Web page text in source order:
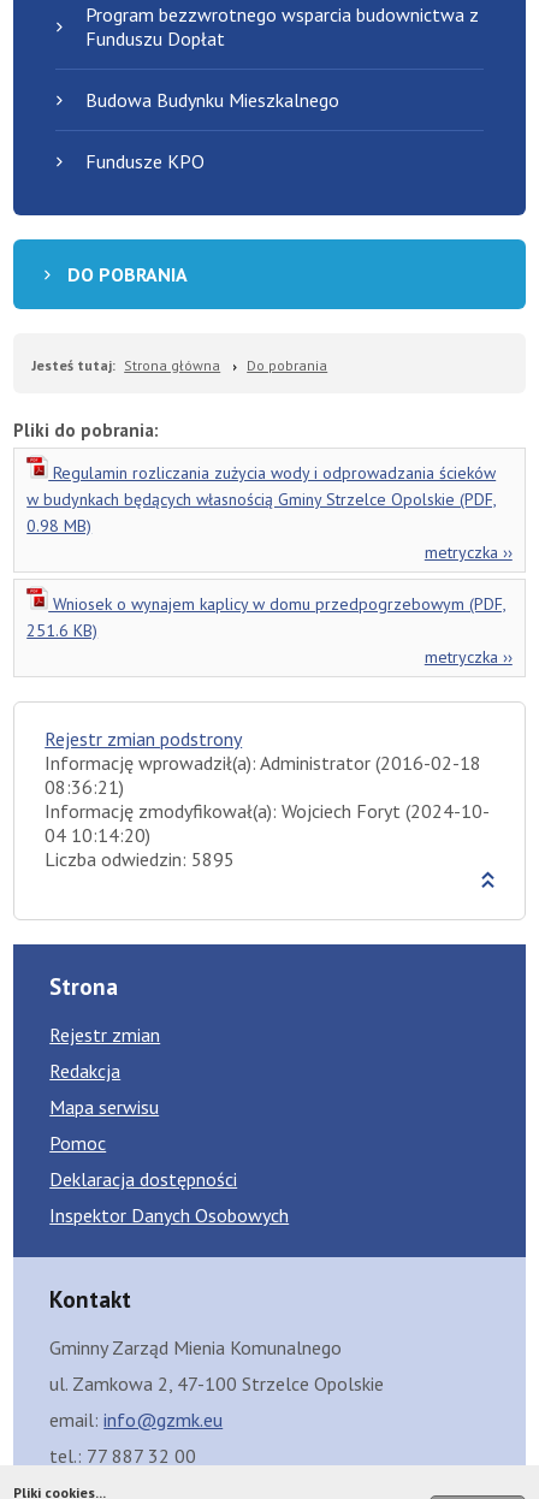
Program bezzwrotnego wsparcia budownictwa z
Funduszu Dopłat
Budowa Budynku Mieszkalnego
Fundusze KPO
DO POBRANIA
Jesteś tutaj: Strona główna Do pobrania
Pliki do pobrania:
Regulamin rozliczania zużycia wody i odprowadzania ścieków
w budynkach będących własnością Gminy Strzelce Opolskie (PDF,
0.98 MB)
metryczka ››
Wniosek o wynajem kaplicy w domu przedpogrzebowym (PDF,
251.6 KB)
metryczka ››
Rejestr zmian podstrony
Informację wprowadził(a): Administrator (2016-02-18
08:36:21)
Informację zmodyfikował(a): Wojciech Foryt (2024-10-
04 10:14:20)
Liczba odwiedzin: 5895
Strona
Rejestr zmian
Redakcja
Mapa serwisu
Pomoc
Deklaracja dostępności
Inspektor Danych Osobowych
Kontakt
Gminny Zarząd Mienia Komunalnego
ul. Zamkowa 2, 47-100 Strzelce Opolskie
email:info@gzmk.eu
tel.: 77 887 32 00
Skrzynka eDoręczeń: AE:PL-99429-12325-FGBFC-08
Pliki cookies...